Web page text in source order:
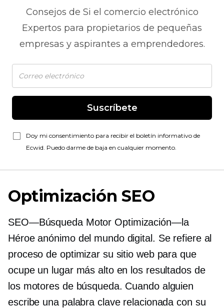
Consejos de Si el comercio electrónico
Expertos para propietarios de pequeñas
empresas y aspirantes a emprendedores.
Suscríbete
Doy mi consentimiento para recibir el boletín informativo de
Ecwid. Puedo darme de baja en cualquier momento.
Optimización SEO
SEO—BúsquedaMotor Optimización—la
Héroe anónimo del mundo digital. Se refiere al
proceso de optimizar su sitio web para que
ocupe un lugar más alto en los resultados de
los motores de búsqueda. Cuando alguien
escribe una palabra clave relacionada con su